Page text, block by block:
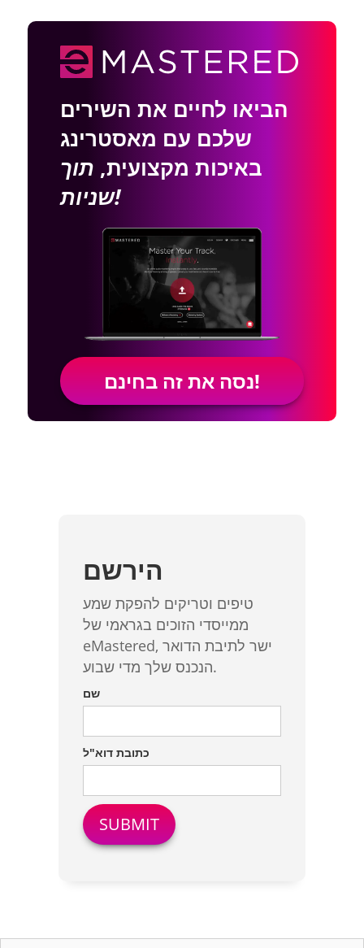
הביאו לחיים את השירים
שלכם עם מאסטרינג
באיכות מקצועית, תוך
שניות!
נסה את זה בחינם!
הירשם
טיפים וטריקים להפקת שמע
ממייסדי הזוכים בגראמי של
eMastered, ישר לתיבת הדואר
הנכנס שלך מדי שבוע.
שם
כתובת דוא"ל